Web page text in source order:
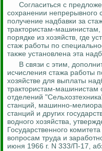
Согласиться с
сохранении непрерывного
получение надбавки за
трактористам-
порядке из хозяйств, где
стаж работы по
также установлена эта
В связи с этим,
исчисления стажа работы
хозяйстве для выплаты
трактористам-машинистам
отделений
станций, машинно-
станций и других
водного хозяйства,
Государственного
вопросам труда и
июня 1966 г. N 333/П-17,